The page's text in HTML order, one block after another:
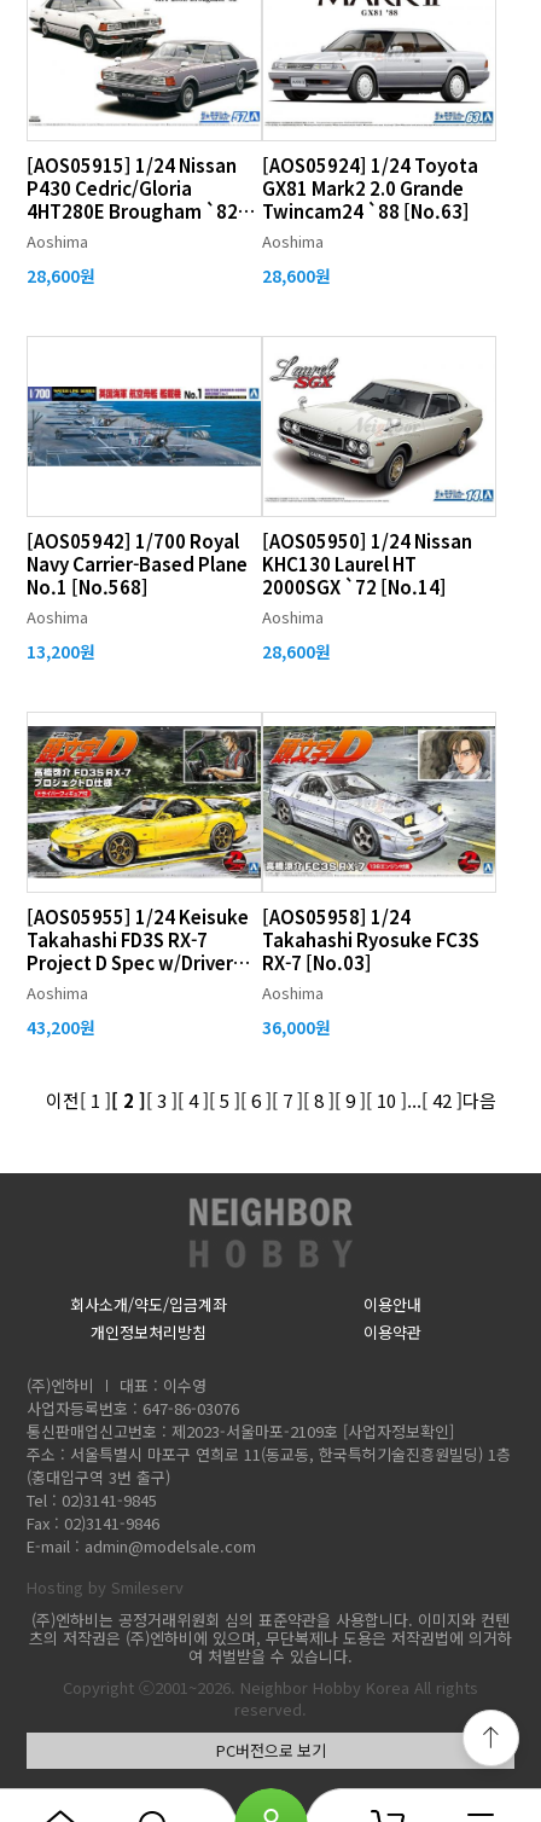
[AOS05915] 1/24 Nissan
P430 Cedric/Gloria
4HT280E Brougham `82
[No.57]
Aoshima
28,600원
[AOS05924] 1/24 Toyota
GX81 Mark2 2.0 Grande
Twincam24 `88 [No.63]
Aoshima
28,600원
[AOS05942] 1/700 Royal
Navy Carrier-Based Plane
No.1 [No.568]
Aoshima
13,200원
[AOS05950] 1/24 Nissan
KHC130 Laurel HT
2000SGX `72 [No.14]
Aoshima
28,600원
[AOS05955] 1/24 Keisuke
Takahashi FD3S RX-7
Project D Spec w/Driver
Figure [No.15]
Aoshima
43,200원
[AOS05958] 1/24
Takahashi Ryosuke FC3S
RX-7 [No.03]
Aoshima
36,000원
이전[ 1 ][ 2 ][ 3 ][ 4 ][ 5 ][ 6 ][ 7 ][ 8 ][ 9 ][ 10 ]...[ 42 ]다음
회사소개/약도/입금계좌
이용안내
개인정보처리방침
이용약관
(주)엔하비
대표 : 이수영
사업자등록번호 : 647-86-03076
통신판매업신고번호 : 제2023-서울마포-2109호 [사업자정보확인]
주소 : 서울특별시 마포구 연희로 11(동교동, 한국특허기술진흥원빌딩) 1층
(홍대입구역 3번 출구)
Tel : 02)3141-9845
Fax : 02)3141-9846
E-mail : admin@modelsale.com
Hosting by Smileserv
(주)엔하비는 공정거래위원회 심의 표준약관을 사용합니다. 이미지와 컨텐
츠의 저작권은 (주)엔하비에 있으며, 무단복제나 도용은 저작권법에 의거하
여 처벌받을 수 있습니다.
Copyright ⓒ2001~2026. Neighbor Hobby Korea All rights
reserved.
PC버전으로 보기